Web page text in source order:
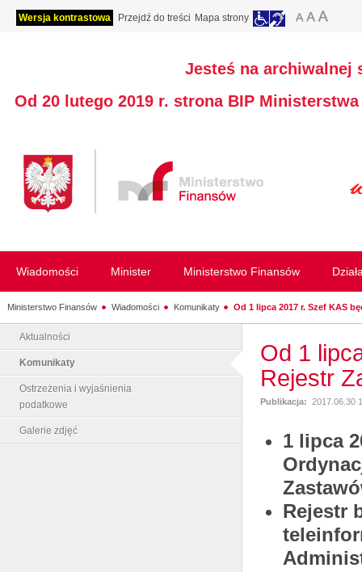
Wersja kontrastowa Przejdź do treści Mapa strony
Jesteś na archiwalnej
Od 20 lutego 2019 r. strona BIP
Wiadomości Minister Ministerstwo Finansów
Ministerstwo Finansów Wiadomości Komunikaty Od 1 lipca 2017 r. Szef KAS
Aktualności
Komunikaty
Ostrzeżenia i wyjaśnienia
podatkowe
Galerie zdjęć
Od 1
Rejestr
Publikacja: 2017.06.30
1 lipca
Rejestr